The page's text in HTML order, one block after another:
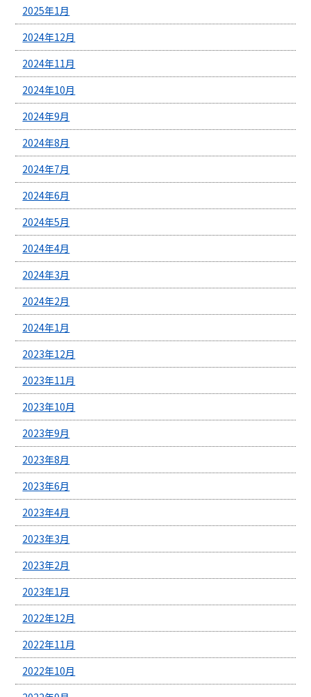
2025年1月
2024年12月
2024年11月
2024年10月
2024年9月
2024年8月
2024年7月
2024年6月
2024年5月
2024年4月
2024年3月
2024年2月
2024年1月
2023年12月
2023年11月
2023年10月
2023年9月
2023年8月
2023年6月
2023年4月
2023年3月
2023年2月
2023年1月
2022年12月
2022年11月
2022年10月